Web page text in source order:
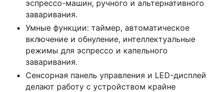
эспрессо-машин, ручного и альтернативного
заваривания.
Умные функции: таймер, автоматическое
включение и обнуление, интеллектуальные
режимы для эспрессо и капельного
заваривания.
Сенсорная панель управления и LED-дисплей
делают работу с устройством крайне